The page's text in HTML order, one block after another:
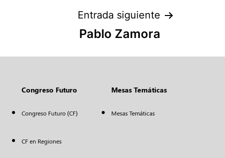
Entrada siguiente
Pablo Zamora
Congreso Futuro
Congreso Futuro (CF)
CF en Regiones
Mesas Temáticas
Mesas Temáticas